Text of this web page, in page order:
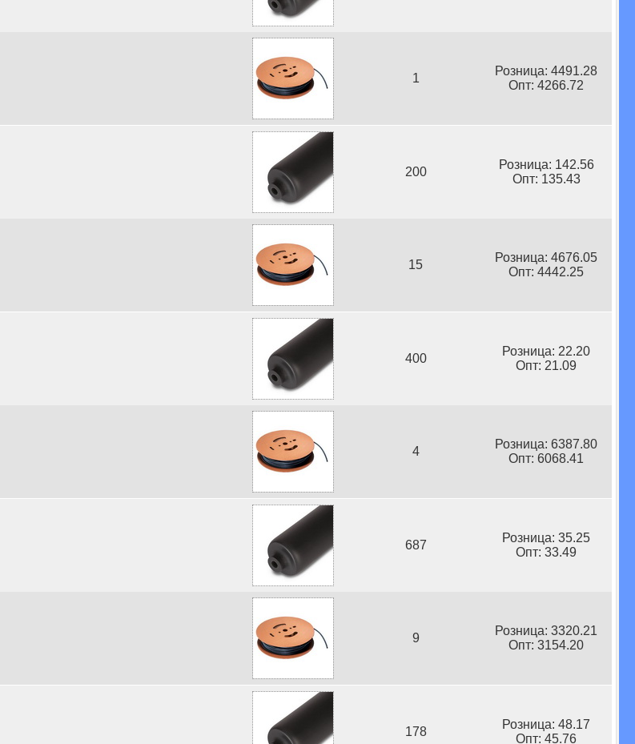
1
Розница: 4491.28
Опт: 4266.72
200
Розница: 142.56
Опт: 135.43
15
Розница: 4676.05
Опт: 4442.25
400
Розница: 22.20
Опт: 21.09
4
Розница: 6387.80
Опт: 6068.41
687
Розница: 35.25
Опт: 33.49
9
Розница: 3320.21
Опт: 3154.20
178
Розница: 48.17
Опт: 45.76